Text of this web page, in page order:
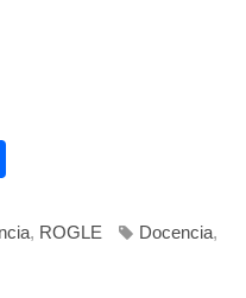
, ROGLE Docencia,